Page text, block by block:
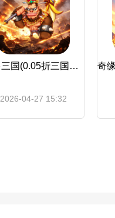
好多三国(0.05折三国的天空)
2026-04-27 15:32